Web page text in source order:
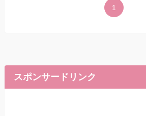
1
スポンサードリンク